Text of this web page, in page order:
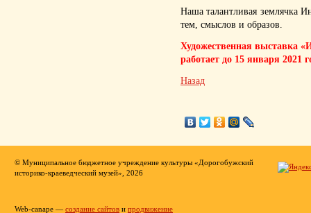
Наша талантливая землячка
тем, смыслов и образов.
Художественная выставка
работает до 15 января 2021
Назад
© Муниципальное бюджетное учреждение культуры «Дорогобужский
историко-краеведческий музей», 2026
Web-canape — создание сайтов и продвижение